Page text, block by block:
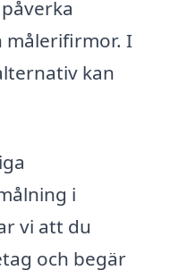
målerifirmor. I
kan
i
vi att du
och begär